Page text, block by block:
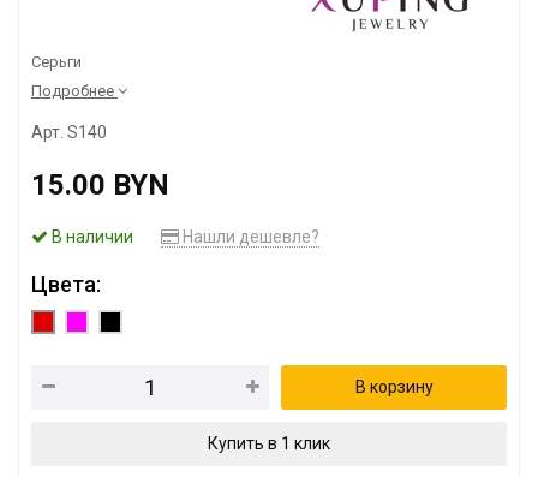
Серьги
Подробнее
Арт. S140
15.00 BYN
В наличии Нашли дешевле?
Цвета:
В корзину
Купить в 1 клик